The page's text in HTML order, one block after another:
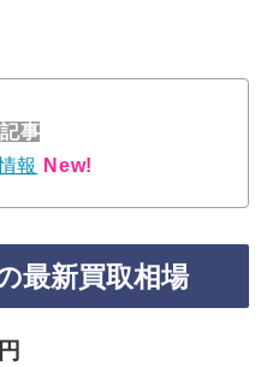
事
報 New!
最新買取相場